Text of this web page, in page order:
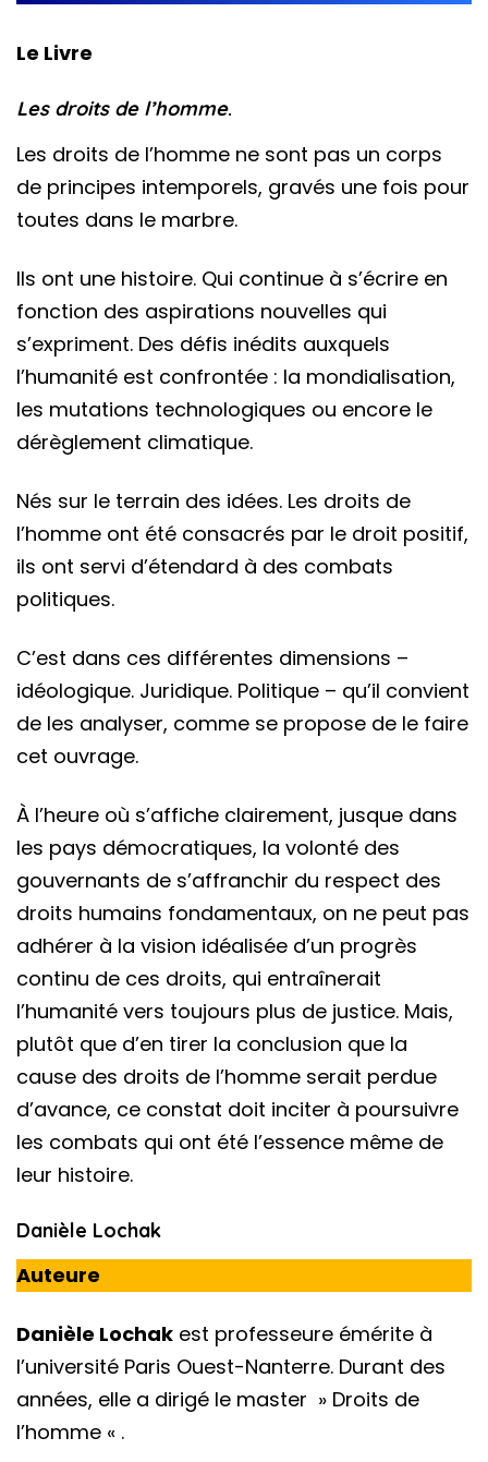
Le Livre
Les droits de l’homme.
Les droits de l’homme ne sont pas un corps
de principes intemporels, gravés une fois pour
toutes dans le marbre.
Ils ont une histoire. Qui continue à s’écrire en
fonction des aspirations nouvelles qui
s’expriment. Des défis inédits auxquels
l’humanité est confrontée : la mondialisation,
les mutations technologiques ou encore le
dérèglement climatique.
Nés sur le terrain des idées. Les droits de
l’homme ont été consacrés par le droit positif,
ils ont servi d’étendard à des combats
politiques.
C’est dans ces différentes dimensions –
idéologique. Juridique. Politique – qu’il convient
de les analyser, comme se propose de le faire
cet ouvrage.
À l’heure où s’affiche clairement, jusque dans
les pays démocratiques, la volonté des
gouvernants de s’affranchir du respect des
droits humains fondamentaux, on ne peut pas
adhérer à la vision idéalisée d’un progrès
continu de ces droits, qui entraînerait
l’humanité vers toujours plus de justice. Mais,
plutôt que d’en tirer la conclusion que la
cause des droits de l’homme serait perdue
d’avance, ce constat doit inciter à poursuivre
les combats qui ont été l’essence même de
leur histoire.
Danièle Lochak
Auteure
Danièle Lochak est professeure émérite à
l’université Paris Ouest-Nanterre. Durant des
années, elle a dirigé le master » Droits de
l’homme « .